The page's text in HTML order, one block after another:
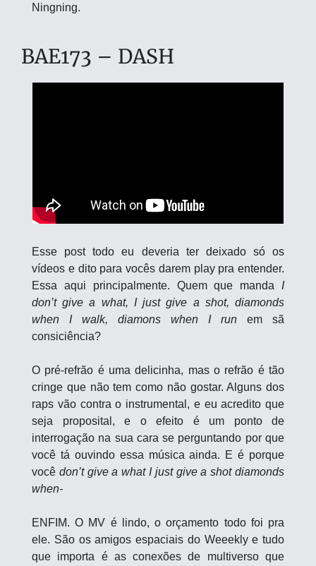
Ningning.
BAE173 – DASH
Esse post todo eu deveria ter deixado só os
vídeos e dito para vocês darem play pra entender.
Essa aqui principalmente. Quem que manda I
don’t give a what, I just give a shot, diamonds
when I walk, diamons when I run em sã
consiciência?
O pré-refrão é uma delicinha, mas o refrão é tão
cringe que não tem como não gostar. Alguns dos
raps vão contra o instrumental, e eu acredito que
seja proposital, e o efeito é um ponto de
interrogação na sua cara se perguntando por que
você tá ouvindo essa música ainda. E é porque
você don’t give a what I just give a shot diamonds
when-
ENFIM. O MV é lindo, o orçamento todo foi pra
ele. São os amigos espaciais do Weeekly e tudo
que importa é as conexões de multiverso que